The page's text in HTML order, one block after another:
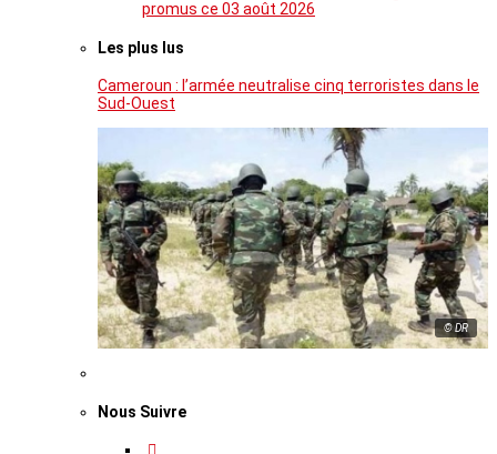
promus ce 03 août 2026
Les plus lus
Cameroun : l’armée neutralise cinq terroristes dans le
Sud-Ouest
© DR
Nous Suivre